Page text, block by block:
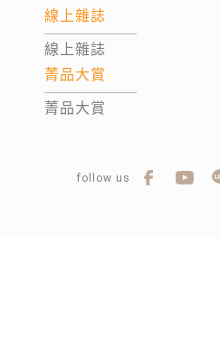
線上雜誌
線上雜誌
菁品大賞
菁品大賞
follow us